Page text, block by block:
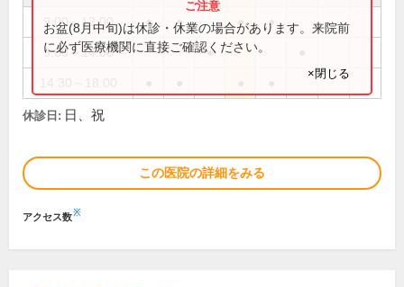
9:00～13:00 ● ● ● ●
9:00～14:00 ●
お盆(8月中旬)は休診・休業の場合があります。来院前
に必ず医療機関に直接ご確認ください。
×閉じる
休診日: 日、祝
この医院の詳細をみる
アクセス数※